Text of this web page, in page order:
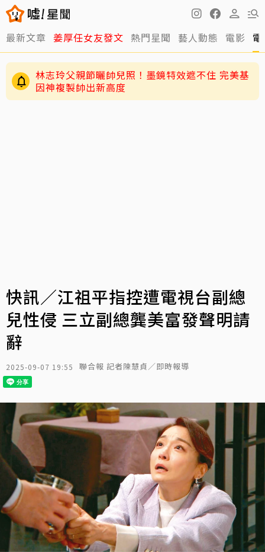
最新文章 姜厚任女友發文 熱門星聞 藝人動態 電影
林志玲父親節曬帥兒照！墨鏡特效遮不住 完美基
因神複製帥出新高度
快訊／江祖平指控遭電視台副總
兒性侵 三立副總龔美富發聲明請
辭
2025-09-07 19:55 聯合報 記者陳慧貞／即時報導